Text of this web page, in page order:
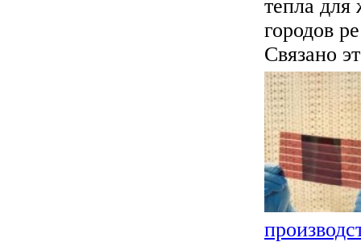
тепла для
городов
Связано